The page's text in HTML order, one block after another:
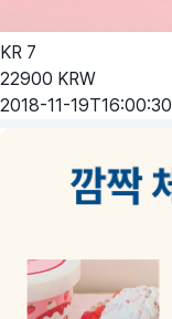
KR 7
22900 KRW
2018-11-